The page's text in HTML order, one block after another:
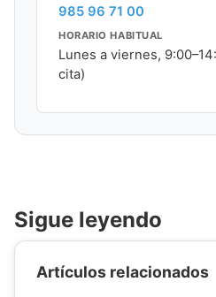
985 96 71 00
HORARIO HABITUAL
Lunes a viernes,
cita)
Sigue leyendo
Artículos relacionados